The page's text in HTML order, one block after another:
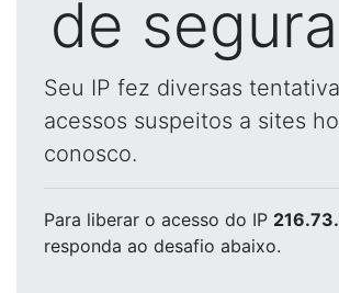
de
Seu IP fez diversas
acessos suspeitos a sites
conosco.
Para liberar o acesso do IP
responda ao desafio abaixo.